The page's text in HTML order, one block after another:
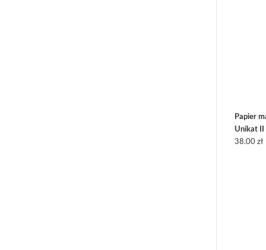
Papier
Unikat II
38.00 zł